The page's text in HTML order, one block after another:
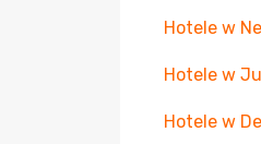
Hotele w
Hotele w
Hotele w